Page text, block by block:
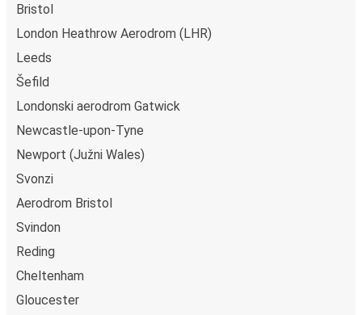
Bristol
London Heathrow Aerodrom (LHR)
Leeds
Šefild
Londonski aerodrom Gatwick
Newcastle-upon-Tyne
Newport (Južni Wales)
Svonzi
Aerodrom Bristol
Svindon
Reding
Cheltenham
Gloucester